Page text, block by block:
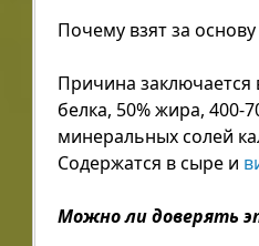
Почему взят за
Причина заключается
белка, 50% жира, 400-
минеральных солей
Содержатся в сыре и
Можно ли доверять